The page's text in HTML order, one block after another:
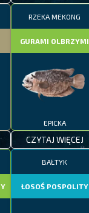
RZEKA MEKONG
GURAMI OLBRZYMI
EPICKA
CZYTAJ WIĘCEJ
BAŁTYK
ŁOSOŚ POSPOLITY